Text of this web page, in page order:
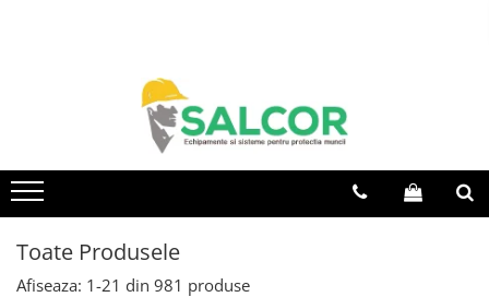
Articole unica folosinta
Combinezoane
Toate Produsele
Afiseaza: 1-21 din 981 produse